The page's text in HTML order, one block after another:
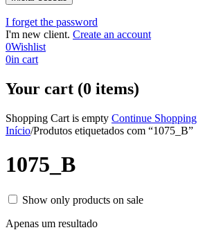
I forget the password
I'm new client. Create an account
0Wishlist
0in cart
Your cart (0 items)
Shopping Cart is empty Continue Shopping
Início/Produtos etiquetados com “1075_B”
1075_B
Show only products on sale
Apenas um resultado